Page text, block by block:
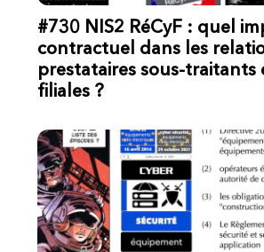
#730 NIS2 RéCyF : quel
contractuel dans les
prestataires sous-traitants
filiales ?